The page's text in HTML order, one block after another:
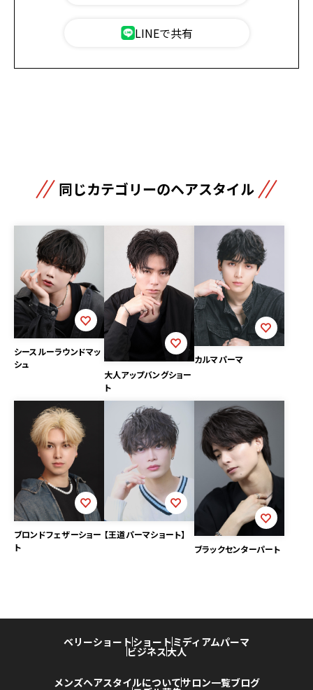
LINEで共有
同じカテゴリーのヘアスタイル
シースルーラウンドマッ
シュ
大人アップバングショー
ト
カルマパーマ
ブロンドフェザーショー
ト
【王道パーマショート】
ブラックセンターパート
ベリーショートショート ミディアムパーマ
ビジネス大人
メンズヘアスタイルについてサロン一覧ブログ